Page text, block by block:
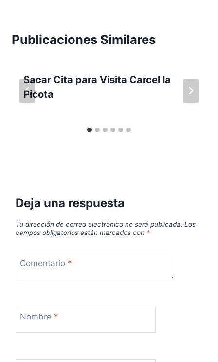
Publicaciones Similares
Sacar Cita para Visita Carcel la
Picota
Deja una respuesta
Tu dirección de correo electrónico no será publicada. Los
campos obligatorios están marcados con *
Comentario *
Nombre *